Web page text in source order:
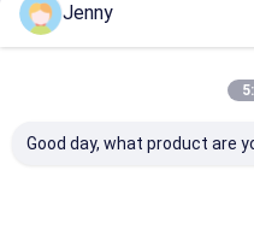
Productos
Jenny
Good day, what product are